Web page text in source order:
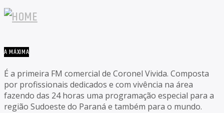
A MÁXIMA
É a primeira FM comercial de Coronel Vivida. Composta
por profissionais dedicados e com vivência na área
fazendo das 24 horas uma programação especial para a
região Sudoeste do Paraná e também para o mundo.